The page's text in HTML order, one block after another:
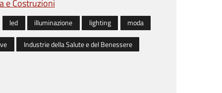
e Costruzioni
led illuminazione lighting
moda
Industrie della Salute e del Benessere